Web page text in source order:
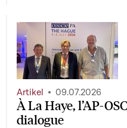
À La Haye, l’AP-
dialogue
Artikel 09.07.2026